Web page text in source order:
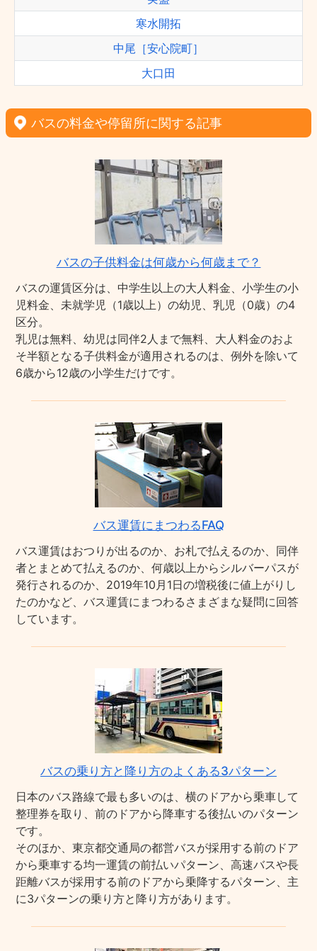
寒水開拓
中尾［安心院町］
大口田
バスの料金や停留所に関する記事
バスの子供料金は何歳から何歳まで？
バスの運賃区分は、中学生以上の大人料金、小学生の小
児料金、未就学児（1歳以上）の幼児、乳児（0歳）の4
区分。
乳児は無料、幼児は同伴2人まで無料、大人料金のおよ
そ半額となる子供料金が適用されるのは、例外を除いて
6歳から12歳の小学生だけです。
バス運賃にまつわるFAQ
バス運賃はおつりが出るのか、お札で払えるのか、同伴
者とまとめて払えるのか、何歳以上からシルバーパスが
発行されるのか、2019年10月1日の増税後に値上がりし
たのかなど、バス運賃にまつわるさまざまな疑問に回答
しています。
バスの乗り方と降り方のよくある3パターン
日本のバス路線で最も多いのは、横のドアから乗車して
整理券を取り、前のドアから降車する後払いのパターン
です。
そのほか、東京都交通局の都営バスが採用する前のドア
から乗車する均一運賃の前払いパターン、高速バスや長
距離バスが採用する前のドアから乗降するパターン、主
に3パターンの乗り方と降り方があります。